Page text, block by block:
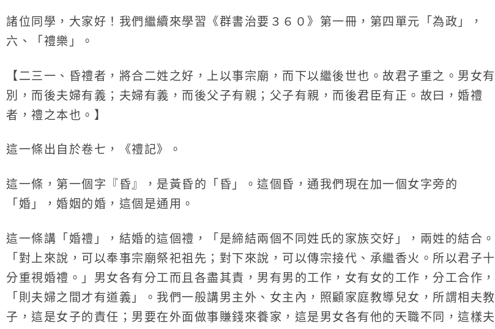
諸位同學，大家好！我們繼續來學習《群書治要３６０》第一冊，第四單元「為政」，
六、「禮樂」。
【二三一、昏禮者，將合二姓之好，上以事宗廟，而下以繼後世也。故君子重之。男女有
別，而後夫婦有義；夫婦有義，而後父子有親；父子有親，而後君臣有正。故曰，婚禮
者，禮之本也。】
這一條出自於卷七，《禮記》。
這一條，第一個字『昏』，是黃昏的「昏」。這個昏，通我們現在加一個女字旁的
「婚」，婚姻的婚，這個是通用。
這一條講「婚禮」，結婚的這個禮，「是締結兩個不同姓氏的家族交好」，兩姓的結合。
「對上來說，可以奉事宗廟祭祀祖先；對下來說，可以傳宗接代、承繼香火。所以君子十
分重視婚禮。」男女各有分工而且各盡其責，男有男的工作，女有女的工作，分工合作，
「則夫婦之間才有道義」。我們一般講男主外、女主內，照顧家庭教導兒女，所謂相夫教
子，這是女子的責任；男要在外面做事賺錢來養家，這是男女各有他的天職不同，這樣夫